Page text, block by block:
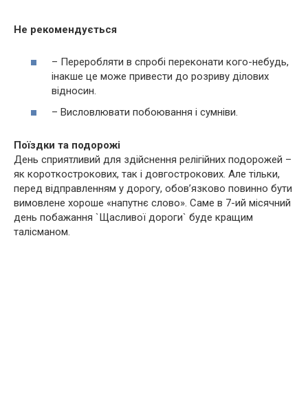
Не рекомендується
– Переробляти в спробі переконати кого-небудь,
інакше це може привести до розриву ділових
відносин.
– Висловлювати побоювання і сумніви.
Поїздки та подорожі
День сприятливий для здійснення релігійних подорожей –
як короткострокових, так і довгострокових. Але тільки,
перед відправленням у дорогу, обов’язково повинно бути
вимовлене хороше «напутнє слово». Саме в 7-ий місячний
день побажання `Щасливої дороги` буде кращим
талісманом.